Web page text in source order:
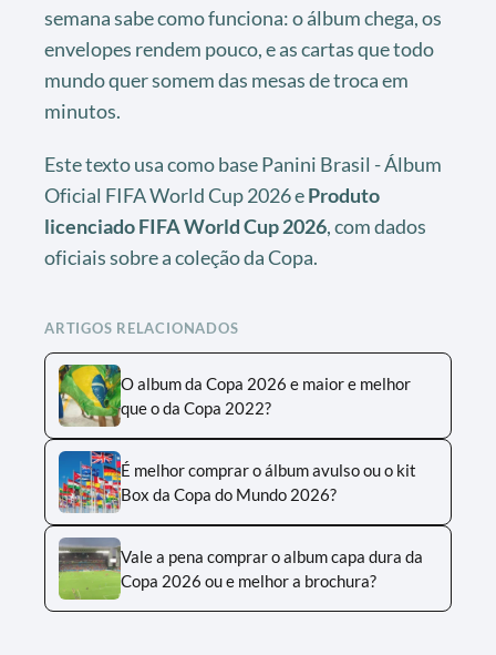
semana sabe como funciona: o álbum chega, os
envelopes rendem pouco, e as cartas que todo
mundo quer somem das mesas de troca em
minutos.
Este texto usa como base Panini Brasil - Álbum
Oficial FIFA World Cup 2026 eProduto
licenciado FIFA World Cup 2026, com dados
oficiais sobre a coleção da Copa.
ARTIGOS RELACIONADOS
O album da Copa 2026 e maior e melhor
que o da Copa 2022?
É melhor comprar o álbum avulso ou o kit
Box da Copa do Mundo 2026?
Vale a pena comprar o album capa dura da
Copa 2026 ou e melhor a brochura?